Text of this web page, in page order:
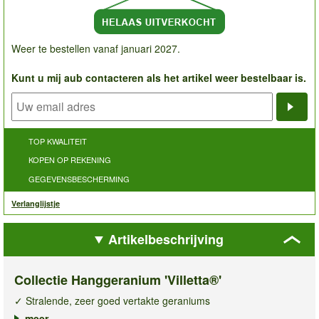
Weer te bestellen vanaf januari 2027.
Kunt u mij aub contacteren als het artikel weer bestelbaar is.
TOP KWALITEIT
KOPEN OP REKENING
GEGEVENSBESCHERMING
Verlanglijstje
Artikelbeschrijving
Collectie Hanggeranium 'Villetta®'
✓ Stralende, zeer goed vertakte geraniums
✓ Perfect voor bloembakken, hanging baskets & potten